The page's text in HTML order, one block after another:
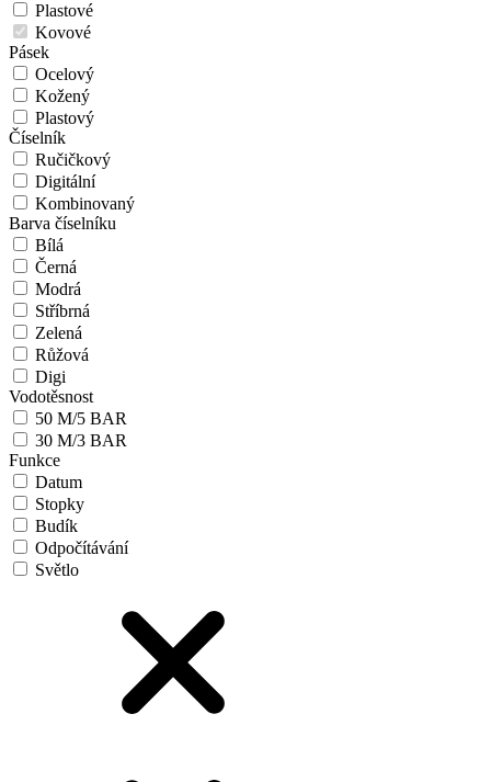
Plastové
Kovové
Pásek
Ocelový
Kožený
Plastový
Číselník
Ručičkový
Digitální
Kombinovaný
Barva číselníku
Bílá
Černá
Modrá
Stříbrná
Zelená
Růžová
Digi
Vodotěsnost
50 M/5 BAR
30 M/3 BAR
Funkce
Datum
Stopky
Budík
Odpočítávání
Světlo